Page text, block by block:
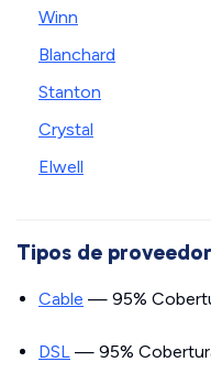
Winn
Blanchard
Stanton
Crystal
Elwell
Tipos de
Cable — 95%
DSL — 95%